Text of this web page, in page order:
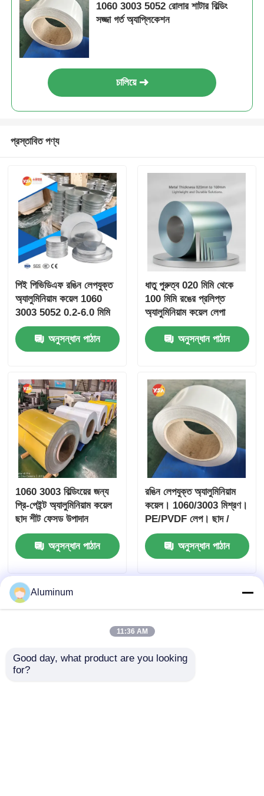
1060 3003 5052 রোলার শাটার বিল্ডিং
সজ্জা গর্ত অ্যাপ্লিকেশন
চালিয়ে
প্রস্তাবিত পণ্য
পিই পিভিডিএফ রঙিন লেপযুক্ত
অ্যালুমিনিয়াম কয়েল 1060
3003 5052 0.2-6.0 মিমি
ছাদের জন্য UV আবহাওয়া
প্রতিরোধী অনুসন্ধান পাঠান
ধাতু পুরুত্ব 020 মিমি থেকে
100 মিমি রঙের প্রলিপ্ত
অ্যালুমিনিয়াম কয়েল লেপা
উপাদান হালকা ওজন এবং
টেকসই সমাধানের জন্য ডিজাইন
করা হয়েছে
অনুসন্ধান পাঠান
1060 3003 বিল্ডিংয়ের জন্য
প্রি-পেইন্ট অ্যালুমিনিয়াম কয়েল
ছাদ শীট ফেসড উপাদান
অনুসন্ধান পাঠান
রঙিন লেপযুক্ত অ্যালুমিনিয়াম
কয়েল। 1060/3003 মিশ্রণ।
PE/PVDF লেপ। ছাদ /
বাইরের দেয়াল / সিলিংয়ের জন্য
বিশেষ।
অনুসন্ধান পাঠান
Aluminum
11:36 AM
Good day, what product are you looking
for?